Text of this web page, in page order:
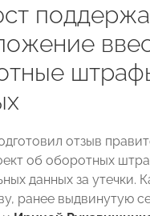
отзыв
об оборотных
данных за утечки.
ранее выдвинутую